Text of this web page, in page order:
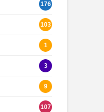
176
103
1
3
9
107